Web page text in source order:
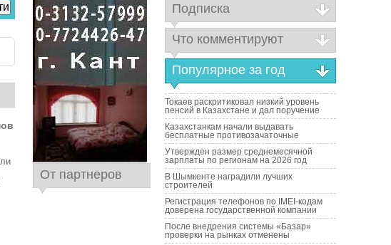
От партнеров
Подписка
Что комментируют
Популярное за год
Токаев раскритиковал низкий уровень
пенсий в Казахстане и дал поручение
Казахстанкам начали выдавать
бесплатные противозачаточные
Утвержден размер среднемесячной
зарплаты по регионам на 2026 год
В Шымкенте наградили лучших
строителей
Регистрация телефонов по IMEI-кодам
доверена государственной компании
После внедрения системы «Базар»
проверки на рынках отменены